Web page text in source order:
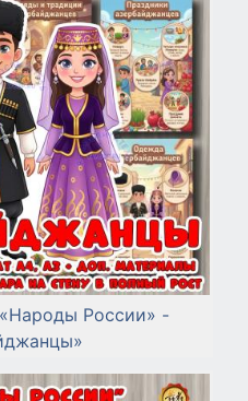
России» -